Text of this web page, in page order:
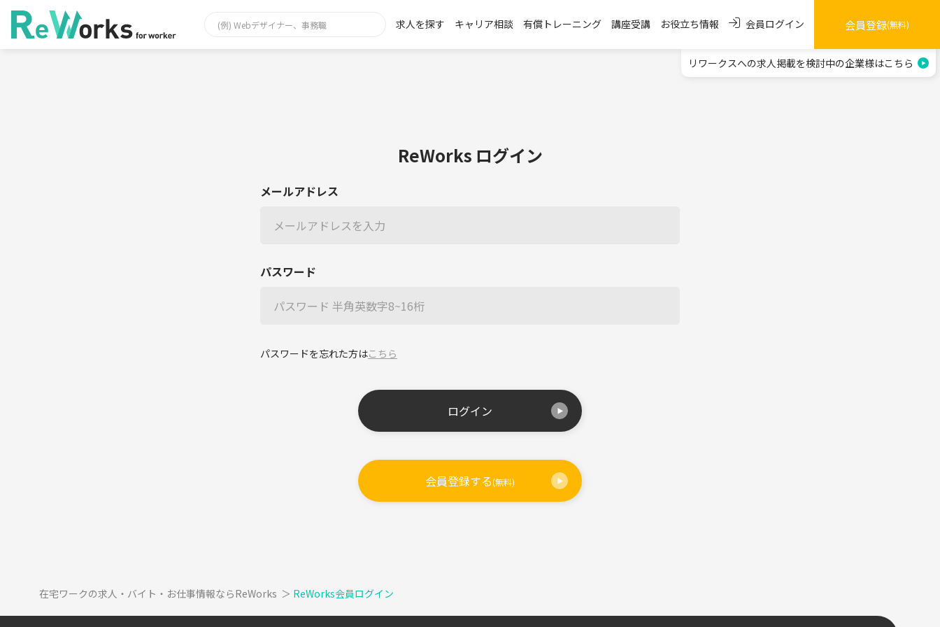
求人を探す キャリア相談 有償トレーニング 講座受講 お役立ち情報 会員ログイン 会員登録(無料)
リワークスへの求人掲載を検討中の企業様はこちら
ReWorks ログイン
メールアドレス
パスワード
パスワードを忘れた方はこちら
ログイン
会員登録する(無料)
在宅ワークの求人・バイト・お仕事情報ならReWorks ＞ ReWorks会員ログイン